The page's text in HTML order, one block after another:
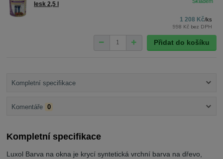
lesk 2,5 l
1 208 Kč/ks
998 Kč bez DPH
Přidat do košíku
Kompletní specifikace
Komentáře 0
Kompletní specifikace
Luxol Barva na okna je krycí syntetická vrchní barva na dřevo,